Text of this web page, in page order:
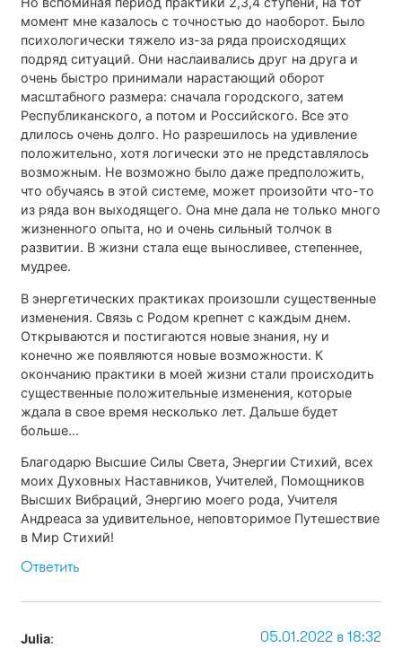
момент мне казалось с точностью до наоборот. Было
психологически тяжело из-за ряда происходящих
подряд ситуаций. Они наслаивались друг на друга и
очень быстро принимали нарастающий оборот
масштабного размера: сначала городского, затем
Республиканского, а потом и Российского. Все это
длилось очень долго. Но разрешилось на удивление
положительно, хотя логически это не представлялось
возможным. Не возможно было даже предположить,
что обучаясь в этой системе, может произойти что-то
из ряда вон выходящего. Она мне дала не только много
жизненного опыта, но и очень сильный толчок в
развитии. В жизни стала еще выносливее, степеннее,
мудрее.
В энергетических практиках произошли существенные
изменения. Связь с Родом крепнет с каждым днем.
Открываются и постигаются новые знания, ну и
конечно же появляются новые возможности. К
окончанию практики в моей жизни стали происходить
существенные положительные изменения, которые
ждала в свое время несколько лет. Дальше будет
больше…
Благодарю Высшие Силы Света, Энергии Стихий, всех
моих Духовных Наставников, Учителей, Помощников
Высших Вибраций, Энергию моего рода, Учителя
Андреаса за удивительное, неповторимое Путешествие
в Мир Стихий!
Ответить
Julia: 05.01.2022 в 18:32